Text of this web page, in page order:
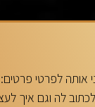
אותה לפרטי
לה וגם איך